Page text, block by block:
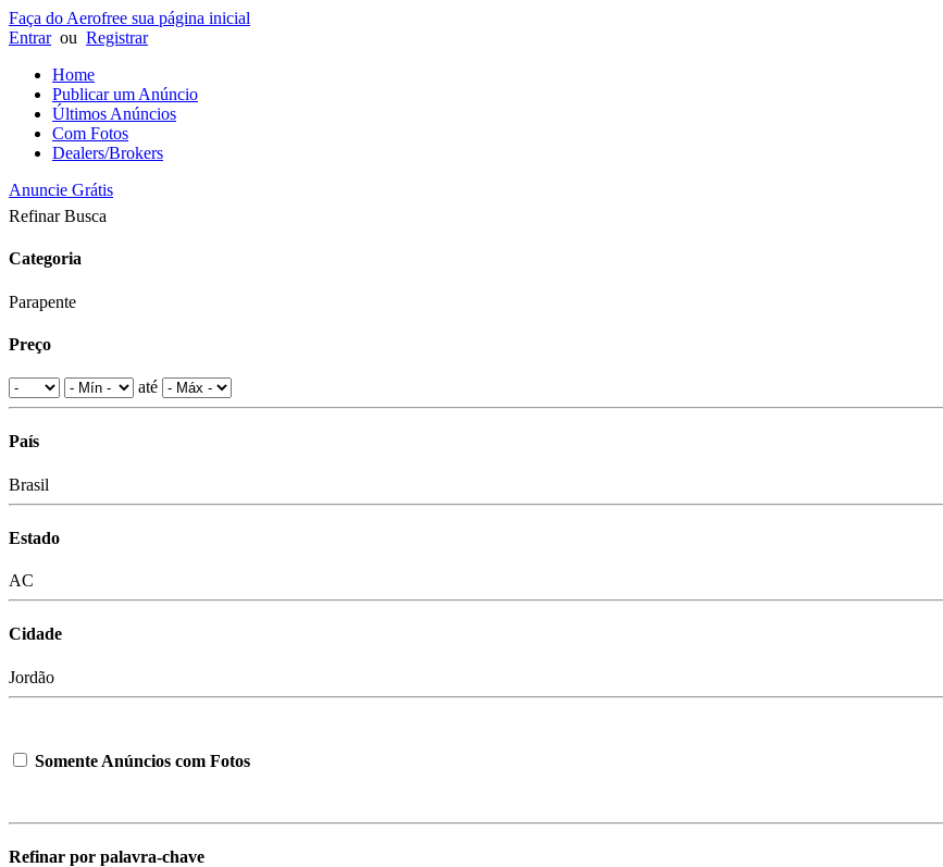
Faça do Aerofree sua página inicial
Entrarou Registrar
Home
Publicar um Anúncio
Últimos Anúncios
Com Fotos
Dealers/Brokers
Anuncie Grátis
Refinar Busca
Categoria
Parapente
Preço
até
País
Brasil
Estado
AC
Cidade
Jordão
Somente Anúncios com Fotos
Refinar por palavra-chave